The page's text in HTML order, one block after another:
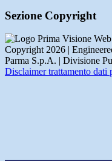
Sezione Copyright
Copyright 2026 |
Parma S.p.A. | Divisione
Disclaimer trattamento dati